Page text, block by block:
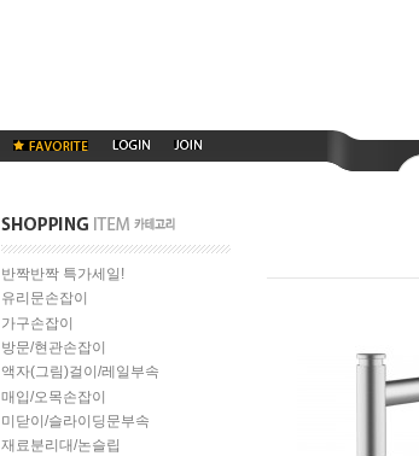
반짝반짝 특가세일!
유리문손잡이
가구손잡이
방문/현관손잡이
액자(그림)걸이/레일부속
매입/오목손잡이
미닫이/슬라이딩문부속
재료분리대/논슬립